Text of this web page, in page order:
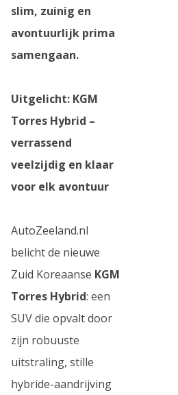
slim, zuinig en
avontuurlijk prima
samengaan.
Uitgelicht: KGM
Torres Hybrid –
verrassend
veelzijdig en klaar
voor elk avontuur
AutoZeeland.nl
belicht de nieuwe
Zuid Koreaanse KGM
Torres Hybrid: een
SUV die opvalt door
zijn robuuste
uitstraling, stille
hybride-aandrijving